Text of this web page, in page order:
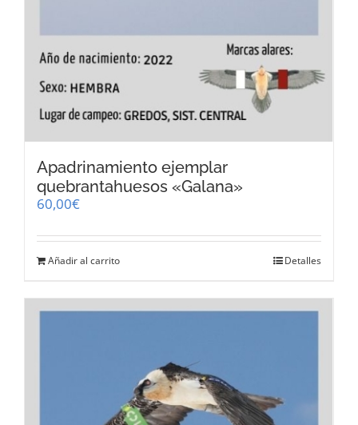
Apadrinamiento ejemplar
quebrantahuesos «Galana»
60,00€
Añadir al carrito Detalles